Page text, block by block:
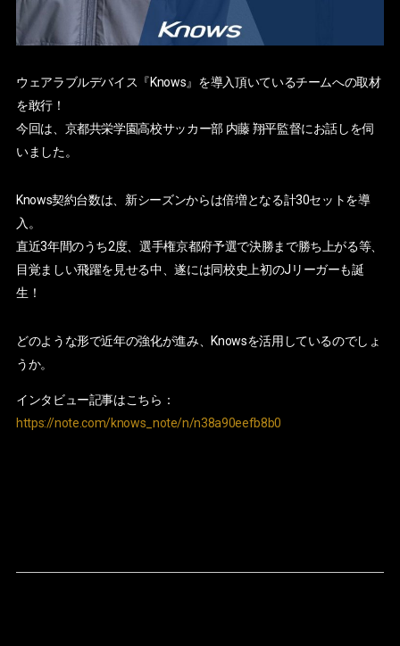
ウェアラブルデバイス『Knows』を導入頂いているチームへの取材
を敢行！
今回は、京都共栄学園高校サッカー部 内藤 翔平監督にお話しを伺
いました。
Knows契約台数は、新シーズンからは倍増となる計30セットを導
入。
直近3年間のうち2度、選手権京都府予選で決勝まで勝ち上がる等、
目覚ましい飛躍を見せる中、遂には同校史上初のJリーガーも誕
生！
どのような形で近年の強化が進み、Knowsを活用しているのでしょ
うか。
インタビュー記事はこちら：
https://note.com/knows_note/n/n38a90eefb8b0